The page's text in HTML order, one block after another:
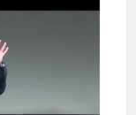
1 Hours 17 Minutes ago